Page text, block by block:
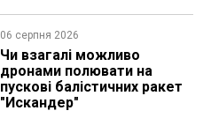
06 серпня 2026
Чи взагалі можливо
дронами полювати на
пускові балістичних ракет
"Искандер"